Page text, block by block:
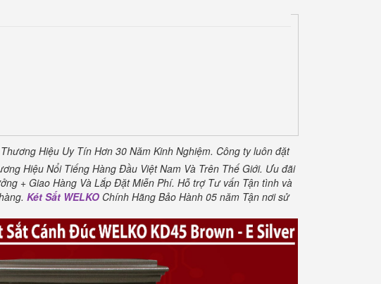
Hiệu Uy Tín Hơn 30 Năm Kinh Nghiệm. Công ty luôn đặt
Hiệu Nổi Tiếng Hàng Đầu Việt Nam Và Trên Thế Giới. Ưu đãi
+ Giao Hàng Và Lắp Đặt Miễn Phí. Hỗ trợ Tư vấn Tận tình và
Két Sắt WELKO Chính Hãng Bảo Hành 05 năm Tận nơi sử